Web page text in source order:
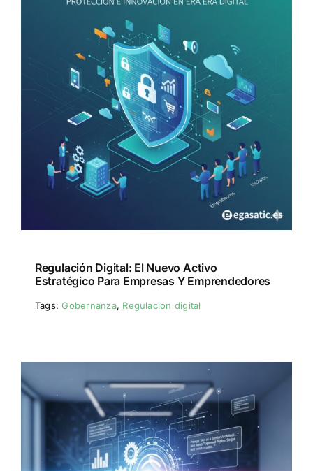
Regulación Digital: El Nuevo Activo
Estratégico Para Empresas Y Emprendedores
Tags:Gobernanza, Regulacion digital